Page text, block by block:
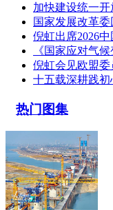
加快建设统一
国家发展改革
倪虹出席2026
《国家应对气
倪虹会见欧盟委
十五载深耕践
热门图集